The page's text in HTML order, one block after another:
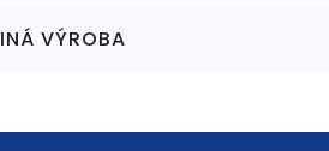
INÁ VÝROBA